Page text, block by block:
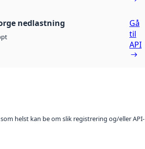
nedlastning
Gå
til
API
helst kan be om slik registrering og/eller API-